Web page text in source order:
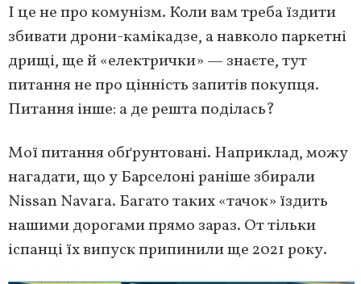
І це не про комунізм. Коли вам треба їздити
збивати дрони-камікадзе, а навколо паркетні
дрищі, ще й «електрички» — знаєте, тут
питання не про цінність запитів покупця.
Питання інше: а де решта поділась?
Мої питання обґрунтовані. Наприклад, можу
нагадати, що у Барселоні раніше збирали
Nissan Navara. Багато таких «тачок» їздить
нашими дорогами прямо зараз. От тільки
іспанці їх випуск припинили ще 2021 року.